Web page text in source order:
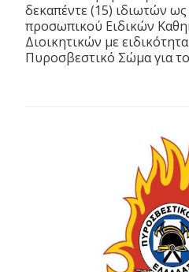
δεκαπέντε (15) ιδιωτών
προσωπικού Ειδικών
Διοικητικών με
Πυροσβεστικό Σώμα για